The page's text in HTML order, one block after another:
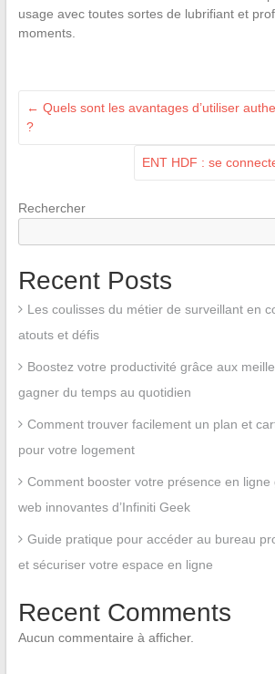
usage avec toutes sortes de lubrifiant et
moments.
← Quels sont les avantages d’utiliser
?
ENT HDF : se
Rechercher
Recent Posts
Les coulisses du métier de surveillant en
atouts et défis
Boostez votre productivité grâce aux
gagner du temps au quotidien
Comment trouver facilement un plan et
pour votre logement
Comment booster votre présence en ligne
web innovantes d’Infiniti Geek
Guide pratique pour accéder au bureau
et sécuriser votre espace en ligne
Recent Comments
Aucun commentaire à afficher.